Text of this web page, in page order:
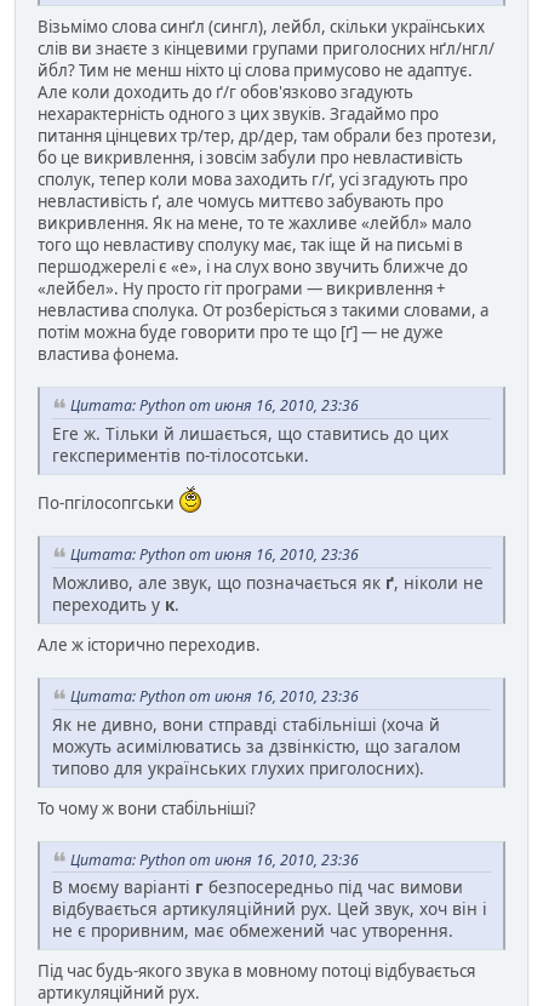
Візьмімо слова синґл (сингл), лейбл, скільки українських
слів ви знаєте з кінцевими групами приголосних нґл/нгл/
йбл? Тим не менш ніхто ці слова примусово не адаптує.
Але коли доходить до ґ/г обов'язково згадують
нехарактерність одного з цих звуків. Згадаймо про
питання цінцевих тр/тер, др/дер, там обрали без протези,
бо це викривлення, і зовсім забули про невластивість
сполук, тепер коли мова заходить г/ґ, усі згадують про
невластивість ґ, але чомусь миттєво забувають про
викривлення. Як на мене, то те жахливе «лейбл» мало
того що невластиву сполуку має, так іще й на письмі в
першоджерелі є «е», і на слух воно звучить ближче до
«лейбел». Ну просто гіт програми — викривлення +
невластива сполука. От розберісться з такими словами, а
потім можна буде говорити про те що [ґ] — не дуже
властива фонема.
Цитата: Python от июня 16, 2010, 23:36
Еге ж. Тільки й лишається, що ставитись до цих
гекспериментів по-тілосотськи.
По-пгілосопгськи
Цитата: Python от июня 16, 2010, 23:36
Можливо, але звук, що позначається як ґ, ніколи не
переходить у к.
Але ж історично переходив.
Цитата: Python от июня 16, 2010, 23:36
Як не дивно, вони стправді стабільніші (хоча й
можуть асимілюватись за дзвінкістю, що загалом
типово для українських глухих приголосних).
То чому ж вони стабільніші?
Цитата: Python от июня 16, 2010, 23:36
В моєму варіанті г безпосередньо під час вимови
відбувається артикуляційний рух. Цей звук, хоч він і
не є проривним, має обмежений час утворення.
Під час будь-якого звука в мовному потоці відбувається
артикуляційний рух.